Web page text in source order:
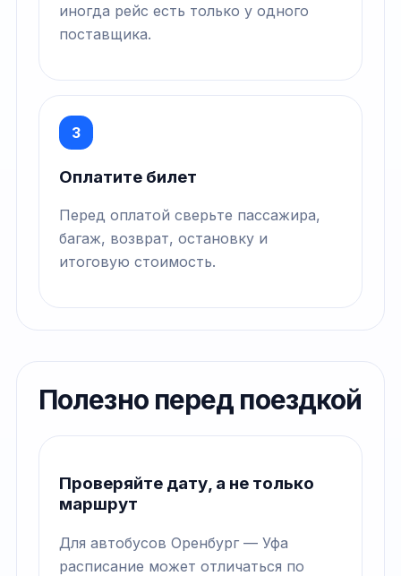
иногда рейс есть только у одного
поставщика.
3
Оплатите билет
Перед оплатой сверьте пассажира,
багаж, возврат, остановку и
итоговую стоимость.
Полезно перед поездкой
Проверяйте дату, а не только
маршрут
Для автобусов Оренбург — Уфа
расписание может отличаться по